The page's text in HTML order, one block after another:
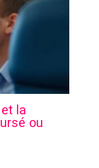
la
ou